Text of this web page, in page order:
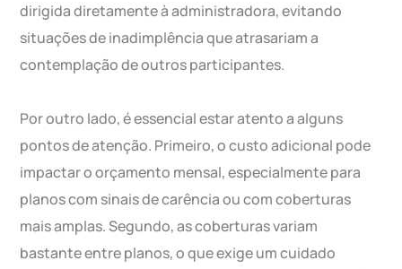
dirigida diretamente à administradora, evitando
situações de inadimplência que atrasariam a
contemplação de outros participantes.
Por outro lado, é essencial estar atento a alguns
pontos de atenção. Primeiro, o custo adicional pode
impactar o orçamento mensal, especialmente para
planos com sinais de carência ou com coberturas
mais amplas. Segundo, as coberturas variam
bastante entre planos, o que exige um cuidado